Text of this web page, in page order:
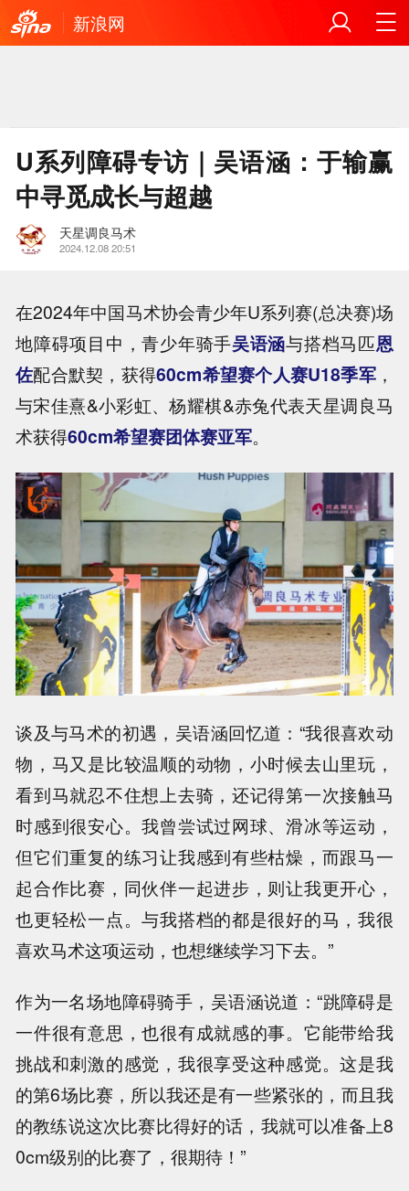
新浪网
U系列障碍专访｜吴语涵：于输赢
中寻觅成长与超越
天星调良马术
2024.12.08 20:51
在2024年中国马术协会青少年U系列赛(总决赛)场
地障碍项目中，青少年骑手吴语涵与搭档马匹恩
佐配合默契，获得60cm希望赛个人赛U18季军，
与宋佳熹&小彩虹、杨耀棋&赤兔代表天星调良马
术获得60cm希望赛团体赛亚军。
谈及与马术的初遇，吴语涵回忆道：“我很喜欢动
物，马又是比较温顺的动物，小时候去山里玩，
看到马就忍不住想上去骑，还记得第一次接触马
时感到很安心。我曾尝试过网球、滑冰等运动，
但它们重复的练习让我感到有些枯燥，而跟马一
起合作比赛，同伙伴一起进步，则让我更开心，
也更轻松一点。与我搭档的都是很好的马，我很
喜欢马术这项运动，也想继续学习下去。”
作为一名场地障碍骑手，吴语涵说道：“跳障碍是
一件很有意思，也很有成就感的事。它能带给我
挑战和刺激的感觉，我很享受这种感觉。这是我
的第6场比赛，所以我还是有一些紧张的，而且我
的教练说这次比赛比得好的话，我就可以准备上8
0cm级别的比赛了，很期待！”